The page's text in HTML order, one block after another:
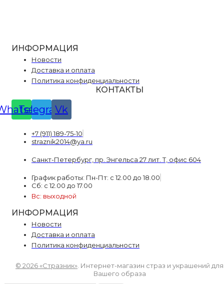
ИНФОРМАЦИЯ
Новости
Доставка и оплата
Политика конфиденциальности
КОНТАКТЫ
Telegram
Vk
+7 (911) 189-75-10
straznik2014@ya.ru
Санкт-Петербург, пр. Энгельса 27 лит. Т, офис 604
График работы: Пн-Пт: с 12.00 до 18.00
Сб: с 12.00 до 17.00
Вс: выходной
ИНФОРМАЦИЯ
Новости
Доставка и оплата
Политика конфиденциальности
© 2026 «Стразник» . Интернет-магазин страз и украшений для
Вашего образа